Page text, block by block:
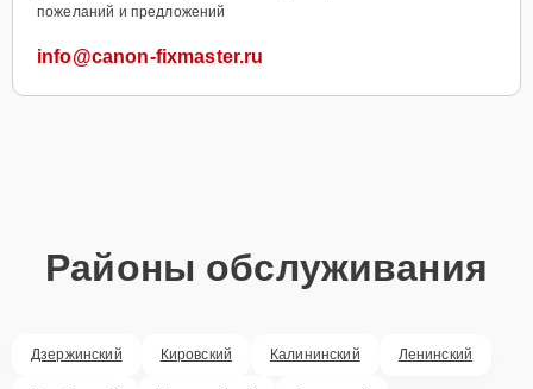
пожеланий и предложений
info@canon-fixmaster.ru
Районы обслуживания
Дзержинский Кировский Калининский Ленинский